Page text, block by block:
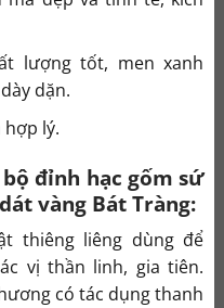
lượng tốt, men xanh
dặn.
hợp lý.
đỉnh hạc gốm sứ
vàng Bát Tràng:
thiêng liêng dùng để
vị thần linh, gia tiên.
có tác dụng thanh